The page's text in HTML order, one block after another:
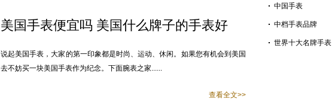
美国手表便宜吗 美国什么牌子的手表好
说起美国手表，大家的第一印象都是时尚、运动、休闲。如果您有机会到美国
去不妨买一块美国手表作为纪念。下面腕表之家......
查看全文>>
中国手表
中档手表品牌
世界十大名牌手表